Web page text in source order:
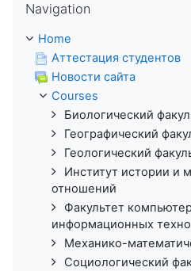
Navigation
Home
Аттестация студентов
Новости сайта
Courses
Биологический
Географический
Геологический
Институт истории и
отношений
Факультет
информационных
Механико-
Социологический